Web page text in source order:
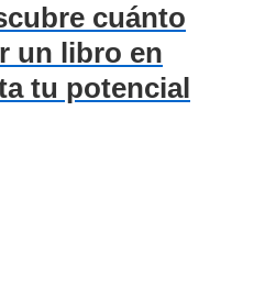
cuánto
un libro en
tu potencial